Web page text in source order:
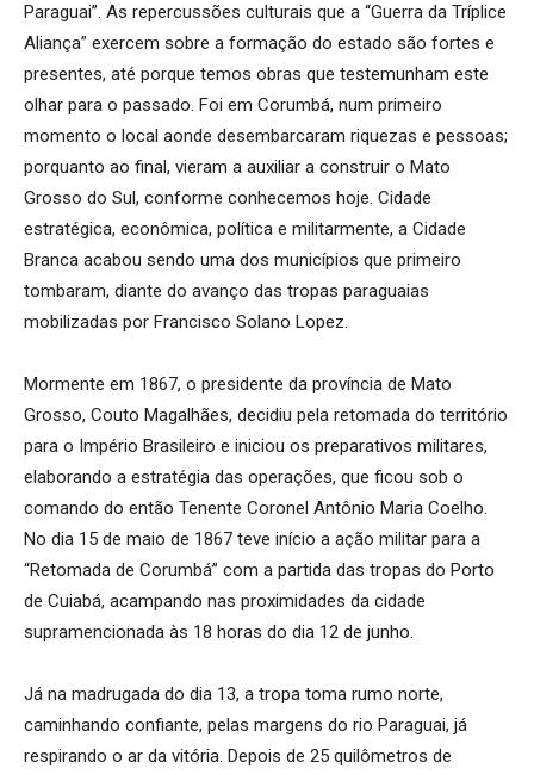
Paraguai”. As repercussões culturais que a “Guerra da Tríplice
Aliança” exercem sobre a formação do estado são fortes e
presentes, até porque temos obras que testemunham este
olhar para o passado. Foi em Corumbá, num primeiro
momento o local aonde desembarcaram riquezas e pessoas;
porquanto ao final, vieram a auxiliar a construir o Mato
Grosso do Sul, conforme conhecemos hoje. Cidade
estratégica, econômica, política e militarmente, a Cidade
Branca acabou sendo uma dos municípios que primeiro
tombaram, diante do avanço das tropas paraguaias
mobilizadas por Francisco Solano Lopez.
Mormente em 1867, o presidente da província de Mato
Grosso, Couto Magalhães, decidiu pela retomada do território
para o Império Brasileiro e iniciou os preparativos militares,
elaborando a estratégia das operações, que ficou sob o
comando do então Tenente Coronel Antônio Maria Coelho.
No dia 15 de maio de 1867 teve início a ação militar para a
“Retomada de Corumbá” com a partida das tropas do Porto
de Cuiabá, acampando nas proximidades da cidade
supramencionada às 18 horas do dia 12 de junho.
Já na madrugada do dia 13, a tropa toma rumo norte,
caminhando confiante, pelas margens do rio Paraguai, já
respirando o ar da vitória. Depois de 25 quilômetros de